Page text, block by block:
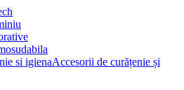
Accesorii de curățenie și